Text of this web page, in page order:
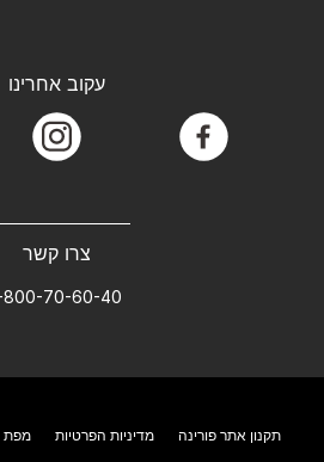
צרו קשר
800-70-60-40
עקוב אחרינו
facebook
תקנון אתר פורינה מדיניות הפרטיות מפת